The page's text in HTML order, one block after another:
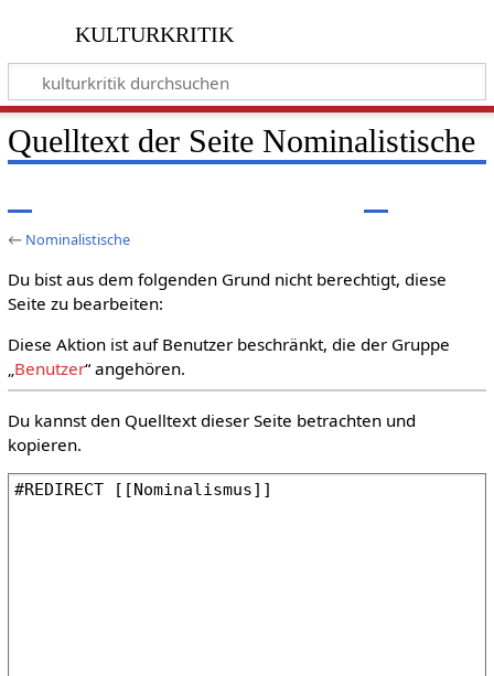
kulturkritik
Quelltext der Seite Nominalistische
← Nominalistische
Du bist aus dem folgenden Grund nicht berechtigt, diese
Seite zu bearbeiten:
Diese Aktion ist auf Benutzer beschränkt, die der Gruppe
„Benutzer“ angehören.
Du kannst den Quelltext dieser Seite betrachten und
kopieren.